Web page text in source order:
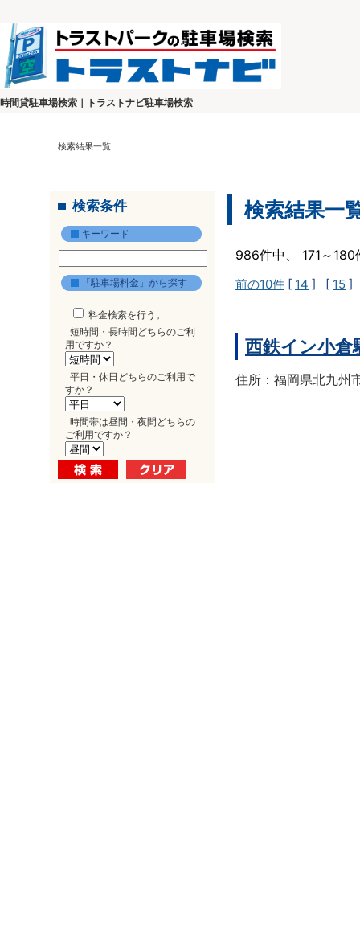
時間貸駐車場検索｜トラストナビ駐車場検索
検索結果一覧
検索条件
キーワード
「駐車場料金」から探す
料金検索を行う。
短時間・長時間どちらのご利
用ですか？
平日・休日どちらのご利用で
すか？
時間帯は昼間・夜間どちらの
ご利用ですか？
検索結果一
986件中、 171～
前の10件 [ 14 ] [ 15 ]
西鉄イン小倉
住所：福岡県北九州